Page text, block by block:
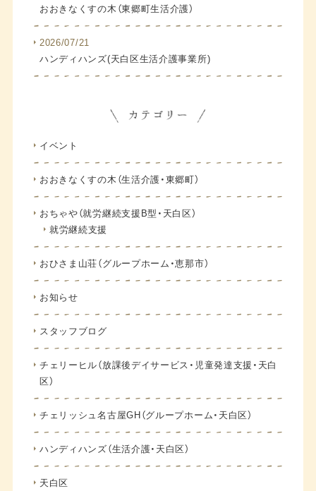
おおきなくすの木（東郷町生活介護）
2026/07/21
ハンディハンズ(天白区生活介護事業所)
イベント
おおきなくすの木（生活介護・東郷町）
おちゃや（就労継続支援B型・天白区）
就労継続支援
おひさま山荘（グループホーム・恵那市）
お知らせ
スタッフブログ
チェリーヒル（放課後デイサービス・児童発達支援・天白
区）
チェリッシュ名古屋GH（グループホーム・天白区）
ハンディハンズ（生活介護・天白区）
天白区